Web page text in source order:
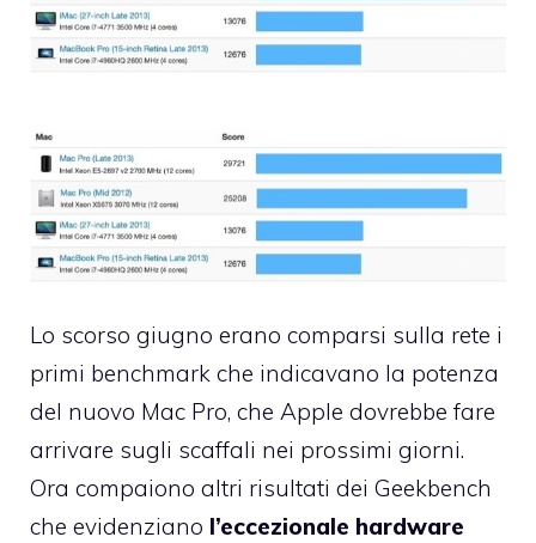
Lo scorso giugno erano comparsi sulla rete i
primi benchmark che indicavano la potenza
del nuovo Mac Pro, che Apple dovrebbe fare
arrivare sugli scaffali nei prossimi giorni.
Ora compaiono altri risultati dei Geekbench
che evidenziano l’eccezionale hardware